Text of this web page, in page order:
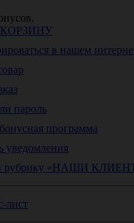
в нашем
пароль
программа
уведомления
в рубрику «НАШИ
лист